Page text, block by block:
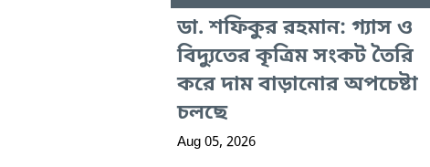
ডা. শফিকুর রহমান: গ্যাস ও
বিদ্যুতের কৃত্রিম সংকট তৈরি
করে দাম বাড়ানোর অপচেষ্টা
চলছে
Aug 05, 2026